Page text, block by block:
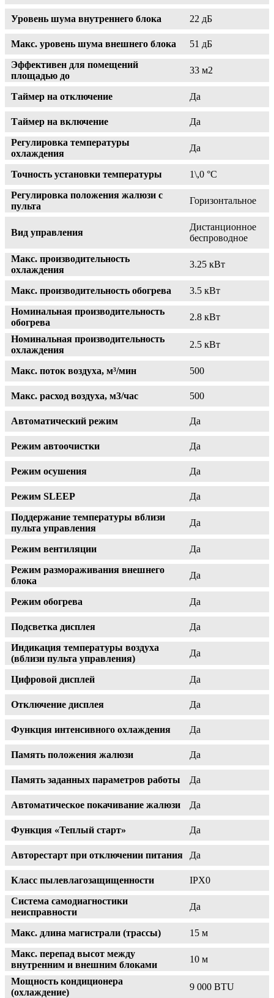
Уровень шума внутреннего блока 22 дБ
Макс. уровень шума внешнего блока
51 дБ
Эффективен для помещений
площадью до
33 м2
Таймер на отключение Да
Таймер на включение
Да
Регулировка температуры
охлаждения
Да
Точность установки температуры
1\,0 °С
Регулировка положения жалюзи с
пульта
Горизонтальное
Вид управления
Дистанционное
беспроводное
Макс. производительность
охлаждения
3.25 кВт
Макс. производительность обогрева
3.5 кВт
Номинальная производительность
обогрева
2.8 кВт
Номинальная производительность
охлаждения
2.5 кВт
Макс. поток воздуха, м³/мин 500
Макс. расход воздуха, м3/час 500
Автоматический режим Да
Режим автоочистки Да
Режим осушения Да
Режим SLEEP
Да
Поддержание температуры вблизи
пульта управления
Да
Режим вентиляции
Да
Режим размораживания внешнего
блока
Да
Режим обогрева Да
Подсветка дисплея
Да
Индикация температуры воздуха
(вблизи пульта управления)
Да
Цифровой дисплей Да
Отключение дисплея Да
Функция интенсивного охлаждения Да
Память положения жалюзи Да
Память заданных параметров работы Да
Автоматическое покачивание жалюзи Да
Функция «Теплый старт» Да
Авторестарт при отключении питания Да
Класс пылевлагозащищенности
IPX0
Система самодиагностики
неисправности
Да
Макс. длина магистрали (трассы)
15 м
Макс. перепад высот между
внутренним и внешним блоками
10 м
Мощность кондиционера
(охлаждение)
9 000 BTU